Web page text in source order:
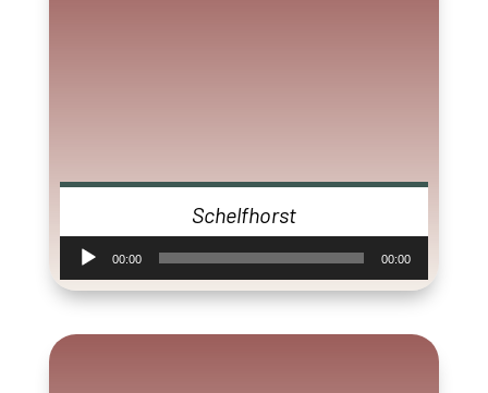
Schelfhorst
Audiospeler
00:00 00:00